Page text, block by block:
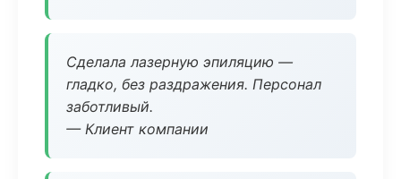
Сделала лазерную эпиляцию —
гладко, без раздражения. Персонал
заботливый.
— Клиент компании